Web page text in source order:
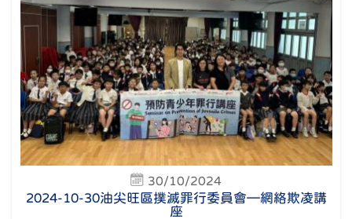
30/10/2024
2024-10-30油尖旺區撲滅罪行委員會—網絡欺凌講
座